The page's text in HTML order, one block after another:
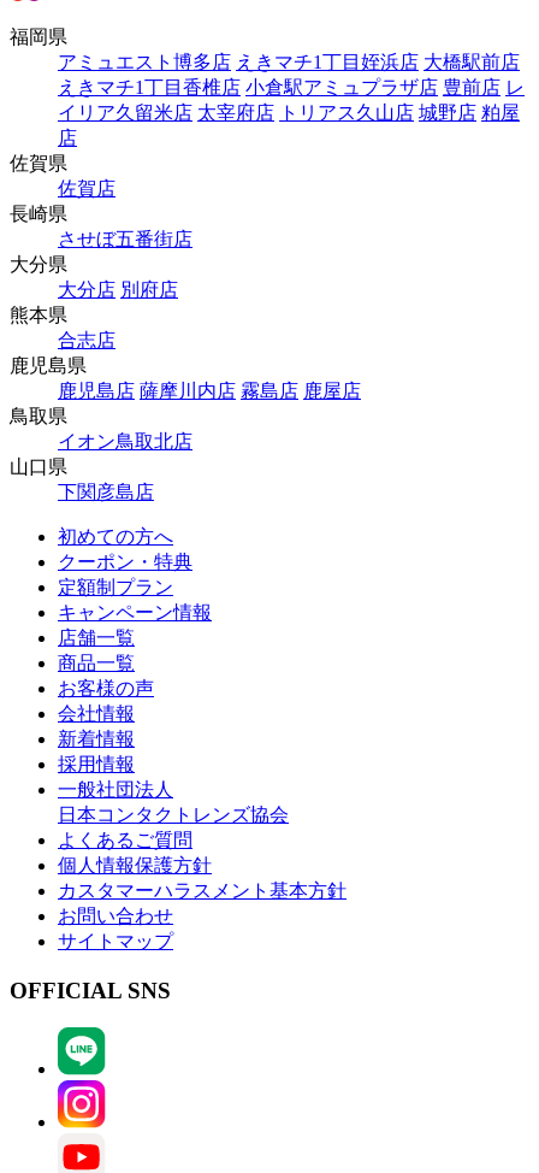
福岡県
アミュエスト博多店 えきマチ1丁目姪浜店 大橋駅前店
えきマチ1丁目香椎店 小倉駅アミュプラザ店 豊前店 レ
イリア久留米店 太宰府店 トリアス久山店 城野店 粕屋
店
佐賀県
佐賀店
長崎県
させぼ五番街店
大分県
大分店 別府店
熊本県
合志店
鹿児島県
鹿児島店 薩摩川内店 霧島店 鹿屋店
鳥取県
イオン鳥取北店
山口県
下関彦島店
初めての方へ
クーポン・特典
定額制プラン
キャンペーン情報
店舗一覧
商品一覧
お客様の声
会社情報
新着情報
採用情報
一般社団法人
日本コンタクトレンズ協会
よくあるご質問
個人情報保護方針
カスタマーハラスメント基本方針
お問い合わせ
サイトマップ
OFFICIAL SNS